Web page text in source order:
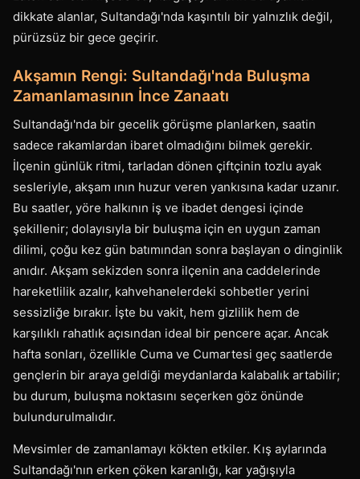
dikkate alanlar, Sultandağı'nda kaşıntılı bir yalnızlık değil,
pürüzsüz bir gece geçirir.
Akşamın Rengi: Sultandağı'nda Buluşma
Zamanlamasının İnce Zanaatı
Sultandağı'nda bir gecelik görüşme planlarken, saatin
sadece rakamlardan ibaret olmadığını bilmek gerekir.
İlçenin günlük ritmi, tarladan dönen çiftçinin tozlu ayak
sesleriyle, akşam ının huzur veren yankısına kadar uzanır.
Bu saatler, yöre halkının iş ve ibadet dengesi içinde
şekillenir; dolayısıyla bir buluşma için en uygun zaman
dilimi, çoğu kez gün batımından sonra başlayan o dinginlik
anıdır. Akşam sekizden sonra ilçenin ana caddelerinde
hareketlilik azalır, kahvehanelerdeki sohbetler yerini
sessizliğe bırakır. İşte bu vakit, hem gizlilik hem de
karşılıklı rahatlık açısından ideal bir pencere açar. Ancak
hafta sonları, özellikle Cuma ve Cumartesi geç saatlerde
gençlerin bir araya geldiği meydanlarda kalabalık artabilir;
bu durum, buluşma noktasını seçerken göz önünde
bulundurulmalıdır.
Mevsimler de zamanlamayı kökten etkiler. Kış aylarında
Sultandağı'nın erken çöken karanlığı, kar yağışıyla